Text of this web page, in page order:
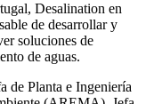
Desalination en
de desarrollar y
soluciones de
de aguas.
de Planta e Ingeniería